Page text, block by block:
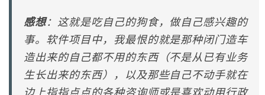
感想：这就是吃自己的狗食，做自己感兴趣的
事。软件项目中，我最恨的就是那种闭门造车
造出来的自己都不用的东西（不是从已有业务
生长出来的东西），以及那些自己不动手就在